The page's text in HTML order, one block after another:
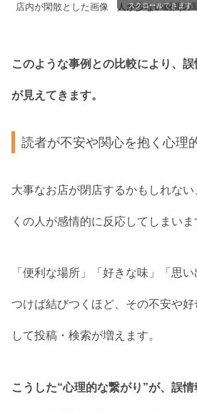
店内が閑散とした画像 人が少ない瞬間の
スクロールできます
このような事例との比較により、
が見えてきます。
読者が不安や関心を抱く心理
大事なお店が閉店するかもしれな
くの人が感情的に反応してしまいま
「便利な場所」「好きな味」「思
つけば結びつくほど、その不安や
して投稿・検索が増えます。
こうした“心理的な繋がり”が、誤